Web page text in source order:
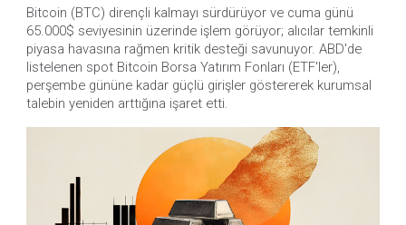
Bitcoin (BTC) dirençli kalmayı sürdürüyor ve cuma günü
65.000$ seviyesinin üzerinde işlem görüyor; alıcılar temkinli
piyasa havasına rağmen kritik desteği savunuyor. ABD'de
listelenen spot Bitcoin Borsa Yatırım Fonları (ETF'ler),
perşembe gününe kadar güçlü girişler göstererek kurumsal
talebin yeniden arttığına işaret etti.